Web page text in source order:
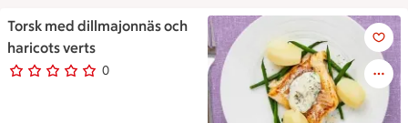
Torsk med dillmajonnäs och
haricots verts
0
0 personer har röstat
Torsk med dillmajonnäs och